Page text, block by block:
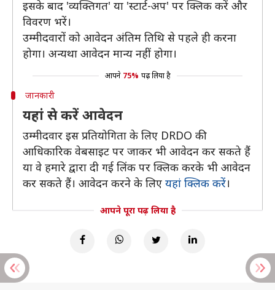
इसके बाद 'व्यक्तिगत' या 'स्टार्ट-अप' पर क्लिक करें और
विवरण भरें।
उम्मीदवारों को आवेदन अंतिम तिथि से पहले ही करना
होगा। अन्यथा आवेदन मान्य नहीं होगा।
आपने 75% पढ़ लिया है
जानकारी
यहां से करें आवेदन
उम्मीदवार इस प्रतियोगिता के लिए DRDO की
आधिकारिक वेबसाइट पर जाकर भी आवेदन कर सकते हैं
या वे हमारे द्वारा दी गई लिंक पर क्लिक करके भी आवेदन
कर सकते हैं। आवेदन करने के लिए यहां क्लिक करें।
आपने पूरा पढ़ लिया है